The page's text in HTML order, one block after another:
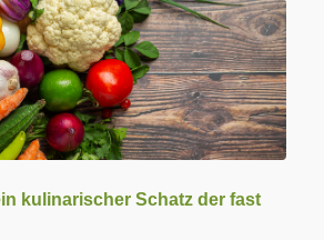
kulinarischer Schatz der fast